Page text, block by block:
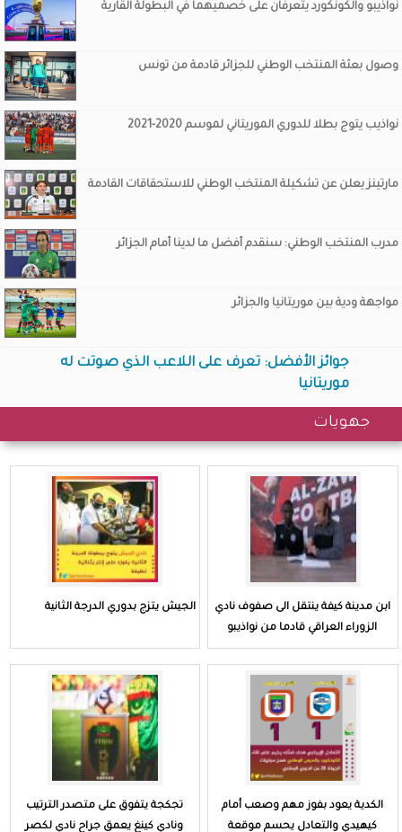
نواذيبو والكونكورد يتعرفان على خصميهما في البطولة القارية
وصول بعثة المنتخب الوطني للجزائر قادمة من تونس
نواذيب يتوج بطلا للدوري الموريتاني لموسم 2020-2021
مارتينز يعلن عن تشكيلة المنتخب الوطني للاستحقاقات القادمة
مدرب المنتخب الوطني: سنقدم أفضل ما لدينا أمام الجزائر
مواجهة ودية بين موريتانيا والجزائر
جوائز الأفضل: تعرف على اللاعب الذي صوتت له
موريتانيا
جهويات
ابن مدينة كيفة ينتقل الى صفوف نادي
الزوراء العراقي قادما من نواذيبو
الجيش يتزج بدوري الدرجة الثانية
الكدية يعود بفوز مهم وصعب أمام
كيهيدي والتعادل يحسم موقعة
تجكجة يتفوق على متصدر الترتيب
ونادي كينغ يعمق جراح نادي لكصر